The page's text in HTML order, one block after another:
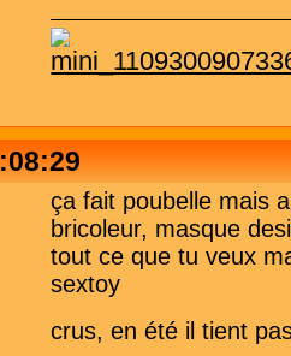
ça fait poubelle mais
bricoleur, masque
tout ce que tu veux
sextoy
crus, en été il tient